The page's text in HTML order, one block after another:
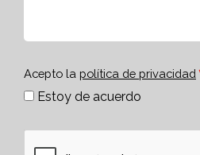
Acepto la política de privacidad
Estoy de acuerdo